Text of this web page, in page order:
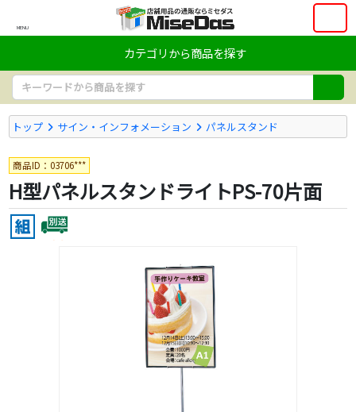
MENU
カテゴリから商品を探す
トップ サイン・インフォメーション パネルスタンド
商品ID：03706***
H型パネルスタンドライトPS-70片面